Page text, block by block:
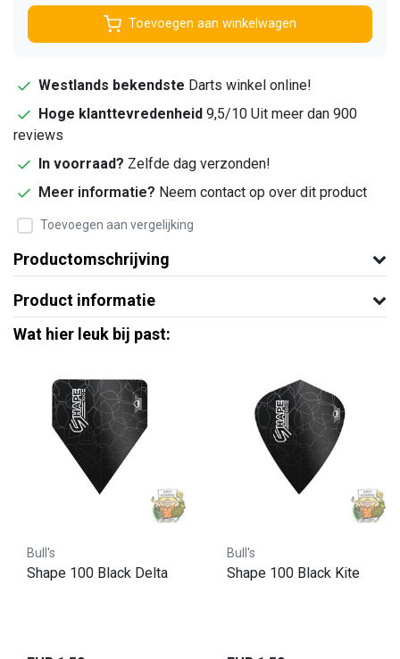
Toevoegen aan winkelwagen
Westlands bekendste Darts winkel online!
Hoge klanttevredenheid 9,5/10 Uit meer dan 900
reviews
In voorraad? Zelfde dag verzonden!
Meer informatie? Neem contact op over dit product
Toevoegen aan vergelijking
Productomschrijving
Product informatie
Wat hier leuk bij past:
Bull's
Shape 100 Black Delta
Bull's
Shape 100 Black Kite